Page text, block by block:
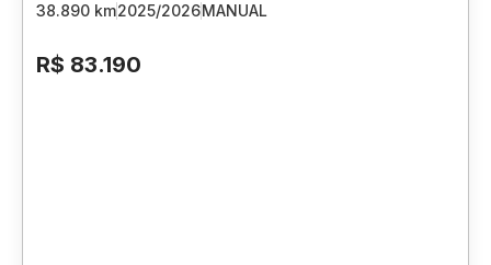
38.890 km2025/2026MANUAL
R$ 83.190